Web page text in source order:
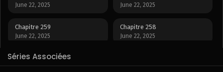
June 22, 2025 June 22, 2025
Chapitre 259
June 22, 2025
Chapitre 258
June 22, 2025
Chapitre 257
June 22, 2025 June 22, 2025
Séries Associées